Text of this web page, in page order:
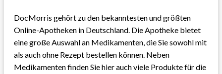
DocMorris gehört zu den bekanntesten und größten
Online-Apotheken in Deutschland. Die Apotheke bietet
eine große Auswahl an Medikamenten, die Sie sowohl mit
als auch ohne Rezept bestellen können. Neben
Medikamenten finden Sie hier auch viele Produkte für die